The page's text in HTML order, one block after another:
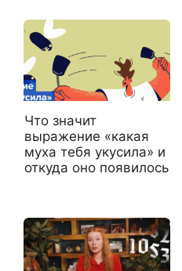
Что значит
выражение «какая
муха тебя укусила» и
откуда оно появилось